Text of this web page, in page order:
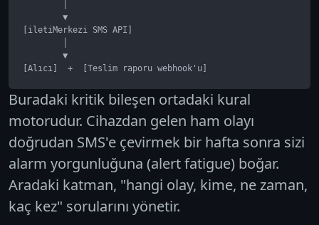
[iletiMerkezi SMS API]
[Alıcı]  +  [Teslim raporu webhook'u]
Buradaki kritik bileşen ortadaki kural
motorudur. Cihazdan gelen ham olayı
doğrudan SMS'e çevirmek bir hafta sonra sizi
alarm yorgunluğuna (alert fatigue) boğar.
Aradaki katman, "hangi olay, kime, ne zaman,
kaç kez" sorularını yönetir.